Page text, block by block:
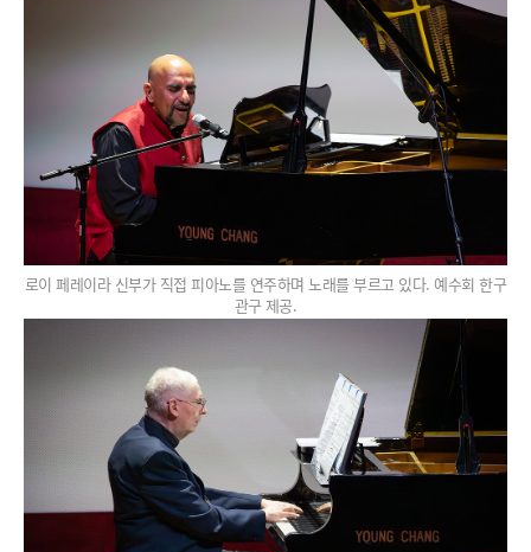
로이 페레이라 신부가 직접 피아노를 연주하며 노래를 부르고 있다. 예수회 한구
관구 제공.